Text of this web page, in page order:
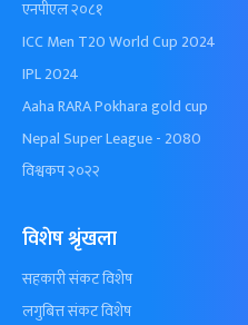
एनपीएल २०८१
ICC Men T20 World Cup 2024
IPL 2024
Aaha RARA Pokhara gold cup
Nepal Super League - 2080
विश्वकप २०२२
विशेष श्रृंखला
सहकारी संकट विशेष
लगुबित्त संकट विशेष